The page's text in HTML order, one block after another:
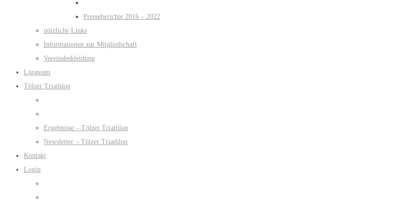
Presseberichte 2016 – 2022
nützliche Links
Informationen zur Mitgliedschaft
Vereinsbekleidung
Ligateam
Tölzer Triathlon
Ergebnisse – Tölzer Triathlon
Newsletter – Tölzer Triathlon
Kontakt
Login